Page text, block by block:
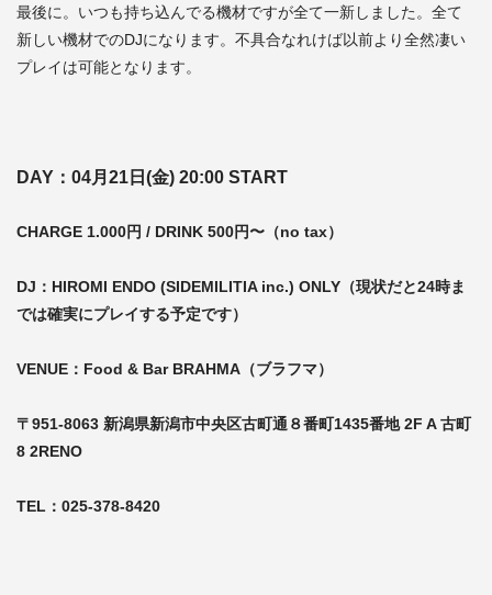
最後に。いつも持ち込んでる機材ですが全て一新しました。全て
新しい機材でのDJになります。不具合なれけば以前より全然凄い
プレイは可能となります。
DAY：04月21日(金) 20:00 START
CHARGE 1.000円 / DRINK 500円〜（no tax）
DJ：HIROMI ENDO (SIDEMILITIA inc.) ONLY（現状だと24時ま
では確実にプレイする予定です）
VENUE：Food & Bar BRAHMA（ブラフマ）
〒951-8063 新潟県新潟市中央区古町通８番町1435番地 2F A 古町
8 2RENO
TEL：025-378-8420